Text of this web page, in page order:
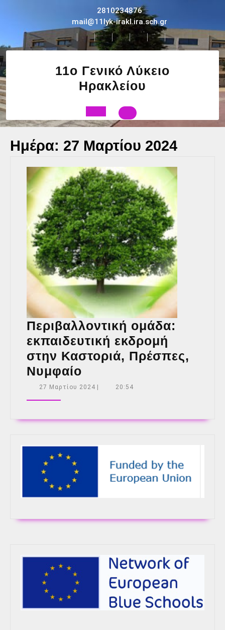
2810234876
mail@11lyk-irakl.ira.sch.gr
11ο Γενικό Λύκειο
Ηρακλείου
Open
Button
Ημέρα: 27 Μαρτίου 2024
Περιβαλλοντική ομάδα:
εκπαιδευτική εκδρομή
στην Καστοριά, Πρέσπες,
Νυμφαίο
ομάδα:
εκδρομή
Καστοριά,
Πρέσπες,
Νυμφαίο
27 Μαρτίου 2024 27
20:54